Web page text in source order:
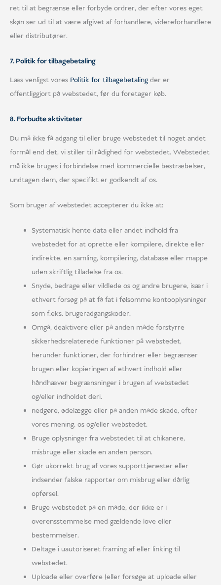
ret til at begrænse eller forbyde ordrer, der efter vores eget
skøn ser ud til at være afgivet af forhandlere, videreforhandlere
eller distributører.
7. Politik for tilbagebetaling
Læs venligst vores Politik for tilbagebetalingder er
offentliggjort på webstedet, før du foretager køb.
8. Forbudte aktiviteter
Du må ikke få adgang til eller bruge webstedet til noget andet
formål end det, vi stiller til rådighed for webstedet. Webstedet
må ikke bruges i forbindelse med kommercielle bestræbelser,
undtagen dem, der specifikt er godkendt af os.
Som bruger af webstedet accepterer du ikke at:
Systematisk hente data eller andet indhold fra
webstedet for at oprette eller kompilere, direkte eller
indirekte, en samling, kompilering, database eller mappe
uden skriftlig tilladelse fra os.
Snyde, bedrage eller vildlede os og andre brugere, især i
ethvert forsøg på at få fat i følsomme kontooplysninger
som f.eks. brugeradgangskoder.
Omgå, deaktivere eller på anden måde forstyrre
sikkerhedsrelaterede funktioner på webstedet,
herunder funktioner, der forhindrer eller begrænser
brugen eller kopieringen af ethvert indhold eller
håndhæver begrænsninger i brugen af webstedet
og/eller indholdet deri.
nedgøre, ødelægge eller på anden måde skade, efter
vores mening, os og/eller webstedet.
Bruge oplysninger fra webstedet til at chikanere,
misbruge eller skade en anden person.
Gør ukorrekt brug af vores supporttjenester eller
indsender falske rapporter om misbrug eller dårlig
opførsel.
Bruge webstedet på en måde, der ikke er i
overensstemmelse med gældende love eller
bestemmelser.
Deltage i uautoriseret framing af eller linking til
webstedet.
Uploade eller overføre (eller forsøge at uploade eller